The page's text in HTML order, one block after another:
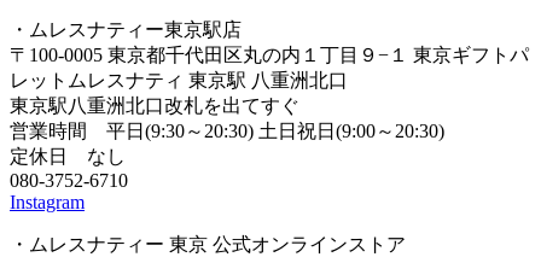
・ムレスナティー東京駅店
〒100-0005 東京都千代田区丸の内１丁目９−１ 東京ギフトパ
レットムレスナティ 東京駅 八重洲北口
東京駅八重洲北口改札を出てすぐ
営業時間 平日(9:30～20:30) 土日祝日(9:00～20:30)
定休日 なし
080-3752-6710
Instagram
・ムレスナティー 東京 公式オンラインストア